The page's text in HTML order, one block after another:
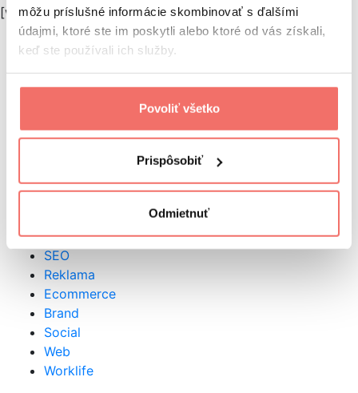
môžu príslušné informácie skombinovať s ďalšími
údajmi, ktoré ste im poskytli alebo ktoré od vás získali,
keď ste používali ich služby.
Povoliť všetko
Prispôsobiť
Odmietnuť
[wp_quiz id=“18305″]
Kategórie
Videá
Slovník
Content
SEO
Reklama
Ecommerce
Brand
Social
Web
Worklife